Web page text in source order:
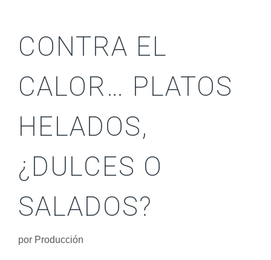
CONTRA EL
CALOR… PLATOS
HELADOS,
¿DULCES O
SALADOS?
por Producción